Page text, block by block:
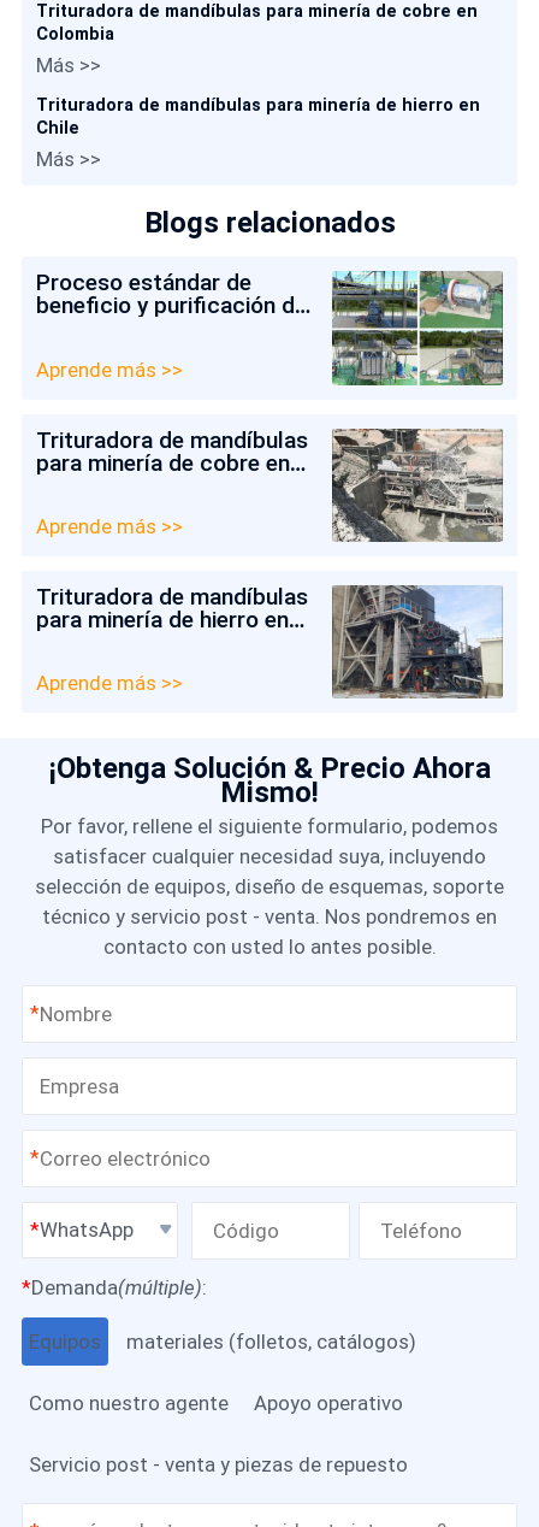
Trituradora de mandíbulas para minería de cobre en
Colombia
Más >>
Trituradora de mandíbulas para minería de hierro en
Chile
Más >>
Blogs relacionados
Proceso estándar de
beneficio y purificación de
Aprende más >>
Trituradora de mandíbulas
para minería de cobre en
Aprende más >>
Trituradora de mandíbulas
para minería de hierro en
Aprende más >>
¡Obtenga Solución & Precio Ahora
Mismo!
Por favor, rellene el siguiente formulario, podemos
satisfacer cualquier necesidad suya, incluyendo
selección de equipos, diseño de esquemas, soporte
técnico y servicio post - venta. Nos pondremos en
contacto con usted lo antes posible.
*
*
WhatsApp
*Demanda(múltiple):
Equipos materiales (folletos, catálogos)
Como nuestro agente Apoyo operativo
Servicio post - venta y piezas de repuesto